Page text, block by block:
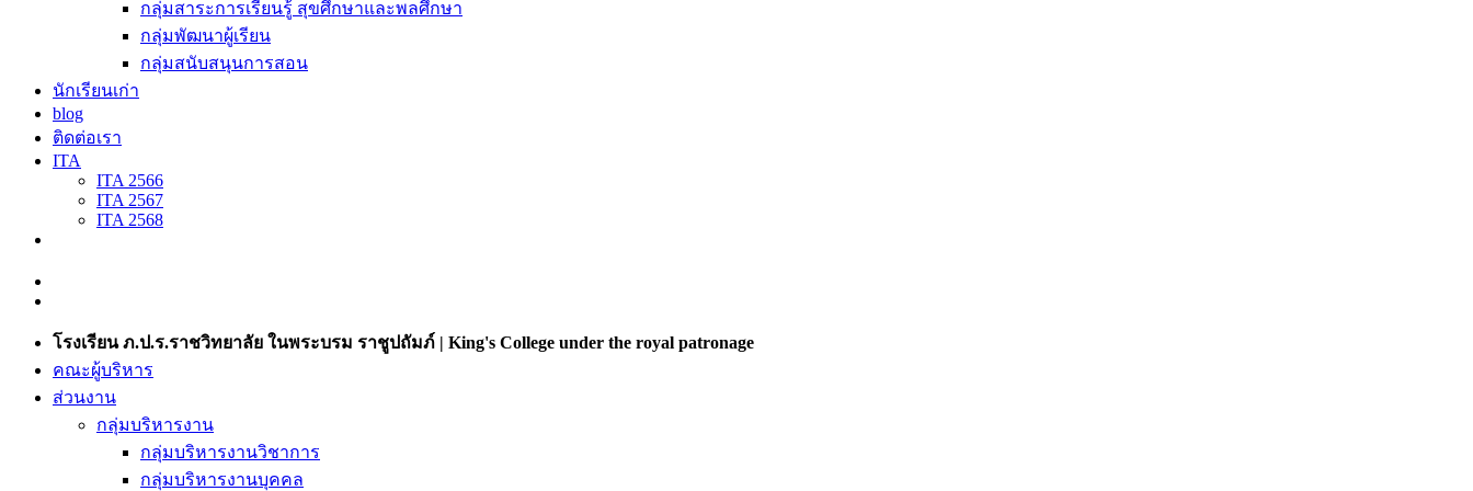
กลุ่มสาระการเรียนรู้ สุขศึกษาและพลศึกษา
กลุ่มพัฒนาผู้เรียน
กลุ่มสนับสนุนการสอน
นักเรียนเก่า
blog
ติดต่อเรา
ITA
ITA 2566
ITA 2567
ITA 2568
โรงเรียน ภ.ป.ร.ราชวิทยาลัย ในพระบรม ราชูปถัมภ์ | King's College under the royal patronage
คณะผู้บริหาร
ส่วนงาน
กลุ่มบริหารงาน
กลุ่มบริหารงานวิชาการ
กลุ่มบริหารงานบุคคล